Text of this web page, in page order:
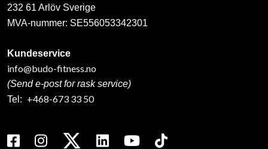
232 61 Arlöv Sverige
MVA-nummer: SE556053342301
Kundeservice
info@budo-fitness.no
(Send e-post for rask service)
Tel: +468-673 33 50